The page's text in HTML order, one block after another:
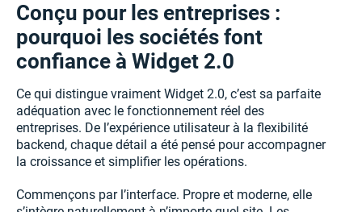
Conçu pour les entreprises :
pourquoi les sociétés font
confiance à Widget 2.0
Ce qui distingue vraiment Widget 2.0, c’est sa parfaite
adéquation avec le fonctionnement réel des
entreprises. De l’expérience utilisateur à la flexibilité
backend, chaque détail a été pensé pour accompagner
la croissance et simplifier les opérations.
Commençons par l’interface. Propre et moderne, elle